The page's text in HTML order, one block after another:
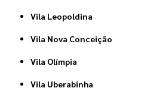
Vila Leopoldina
Vila Nova Conceição
Vila Olímpia
Vila Uberabinha